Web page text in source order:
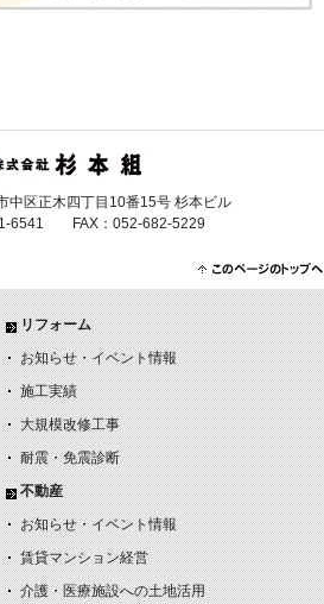
中区正木四丁目10番15号 杉本ビル
6541 FAX：052-682-5229
リフォーム
お知らせ・イベント情報
施工実績
大規模改修工事
耐震・免震診断
不動産
お知らせ・イベント情報
賃貸マンション経営
介護・医療施設への土地活用